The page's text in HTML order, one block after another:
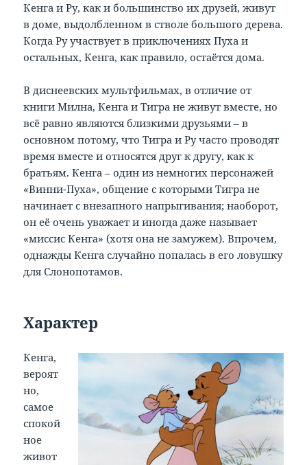
Кенга и Ру, как и большинство их друзей, живут
в доме, выдолбленном в стволе большого дерева.
Когда Ру участвует в приключениях Пуха и
остальных, Кенга, как правило, остаётся дома.
В диснеевских мультфильмах, в отличие от
книги Милна, Кенга и Тигра не живут вместе, но
всё равно являются близкими друзьями – в
основном потому, что Тигра и Ру часто проводят
время вместе и относятся друг к другу, как к
братьям. Кенга – один из немногих персонажей
«Винни-Пуха», общение с которыми Тигра не
начинает с внезапного напрыгивания; наоборот,
он её очень уважает и иногда даже называет
«миссис Кенга» (хотя она не замужем). Впрочем,
однажды Кенга случайно попалась в его ловушку
для Слонопотамов.
Характер
Кенга,
вероят
но,
самое
спокой
ное
живот